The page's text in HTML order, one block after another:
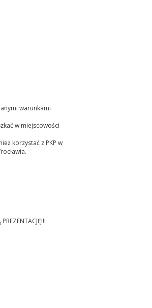
warunkami
w miejscowości
korzystać z PKP w